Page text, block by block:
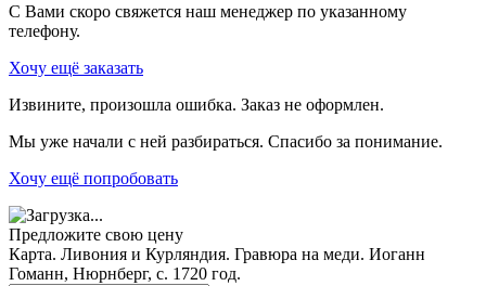
С Вами скоро свяжется наш менеджер по указанному
телефону.
Хочу ещё заказать
Извините, произошла ошибка. Заказ не оформлен.
Мы уже начали с ней разбираться. Спасибо за понимание.
Хочу ещё попробовать
Предложите свою цену
Карта. Ливония и Курляндия. Гравюра на меди. Иоганн
Гоманн, Нюрнберг, c. 1720 год.